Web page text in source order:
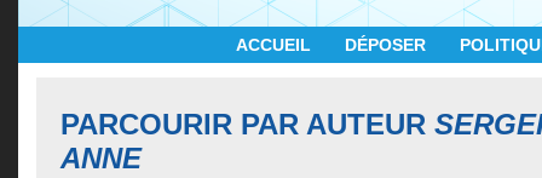
ACCUEIL DÉPOSER
PARCOURIR PAR AUTEUR
ANNE